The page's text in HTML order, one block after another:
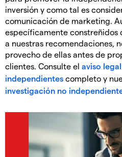
inversión y como tal es
comunicación de marketing.
específicamente
a nuestras recomendaciones,
provecho de ellas antes de
clientes. Consulte el aviso
independientes completo y
investigación no